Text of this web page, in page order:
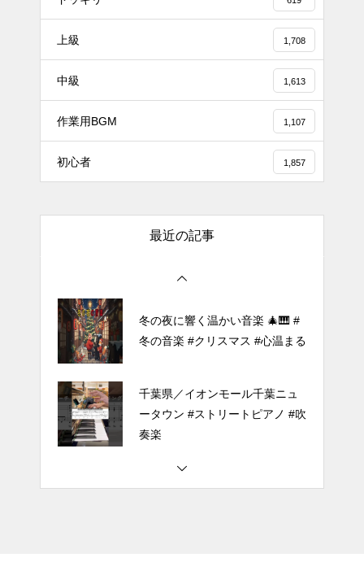
上級 1,708
中級 1,613
作業用BGM 1,107
初心者 1,857
最近の記事
#tiktok #shorts #shortsdaily #sh
ortsdance #shirose #磁石 #white
jam #ピアノ初心者 #ピアノレッ
【転生悪女の黒歴史OP】ピアノ
で「Black Flame」弾いてみた
（中～上級）【The Dark History
ほぼ日1フレーズ THE BLUE H
冬の夜に響く温かい音楽 🎄🎹 #
冬の音楽 #クリスマス #心温まる
千葉県／イオンモール千葉ニュ
ータウン #ストリートピアノ #吹
奏楽